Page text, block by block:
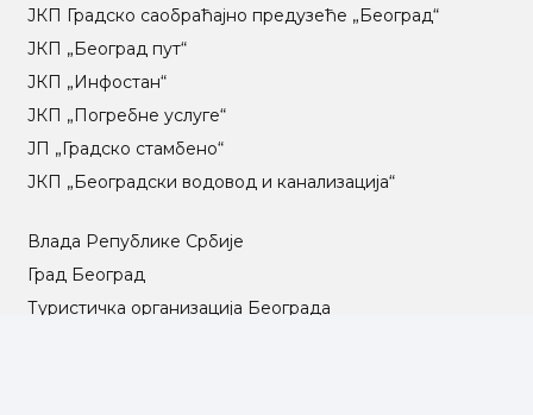
ЈКП Градско саобраћајно предузеће „Београд“
ЈКП „Београд пут“
ЈКП „Инфостан“
ЈКП „Погребне услуге“
ЈП „Градско стамбено“
ЈКП „Београдски водовод и канализација“
Влада Републике Србије
Град Београд
Туристичка организација Београда